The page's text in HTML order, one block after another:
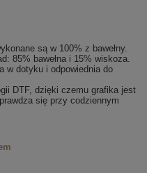
są w 100% z bawełny.
85% bawełna i 15% wiskoza.
w dotyku i odpowiednia do
DTF, dzięki czemu grafika jest
się przy codziennym